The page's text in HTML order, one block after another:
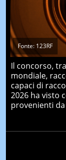
Fonte: 123RF
Il concorso,
mondiale,
capaci di
2026 ha visto
provenienti da